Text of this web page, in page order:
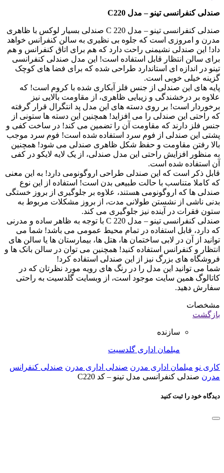
صندلی کنفرانسی تینو – مدل C220
صندلی کنفرانسی تینو – مدل C 220 صندلی بسیار لوکس با ظاهری
مدرن و امروزی است که جلوه بی نظیری به سالن کنفرانس خواهد
داد! این صندلی نشیمنی راحت دارد که هم برای اتاق کنفرانس و هم
برای سالن انتظار قابل استفاده است! این مدل صندلی کنفرانسی
تینو در اندازه ای استاندارد طراحی شده که برای فضا های کوچک
گزینه خیلی خوبی است.
پایه های این صندلی از جنس فلز آبکاری شده با کروم است! که
علاوه بر درخشندگی و زیبایی ظاهری، از مقاومت بالایی نیز
برخوردار است! بر روی دسته های این مدل پد انتگرال قرار گرفته
که راحتی این صندلی را می افزاید! همچنین این دسته ها ستونی از
جنس فلز دارند که مقاومت آن را تضمین می کند! در ساخت کفی و
پشتی این صندلی از فوم سرد استفاده شده است! فوم سرد موجب
بالا رفتن مقاومت و حفظ شکل ظاهری صندلی می شود! همچنین
به منظور افزایش راحتی این مدل صندلی، از یک لایه لایکو در کفی
آن استفاده شده است.
قابل ذکر است که این صندلی طراحی اروگونومی دارد! به این معنی
که کاملا متناسب با حالت طبیعی بدن است! استفاده از این نوع
صندلی ها که اروگونومی هستند، علاوه بر جلوگیری از بروز خستگی
بدنی ناشی از نشستن طولانی مدت، از بروز مشکلات مربوط به
ستون فقرات در آینده نیز جلوگیری می کند.
صندلی کنفرانسی تینو – مدل C 220 با توجه به ظاهر ساده و مدرنی
که دارد، قابل استفاده در تمام محیط عمومی می باشد! شما می
توانید از آن در لابی ساختمان ها، هتل ها، بیمارستان ها یا سالن های
انتظار و کنفرانس استفاده کنید! همچنین می توان در سالن بانک ها و
فروشگاه های بزرگ نیز از این صندلی استفاده کرد!
شما می توانید این مدل را در رنگ های رویه مورد نظرتان که در
کاتالوگ همین سایت موجود است، از وبسایت گلدسیت به راحتی
سفارش دهید.
مشخصات
بازگشت
سازنده
مبلمان اداری گلدسیت
کاری نو مبلمان اداری مدرن صندلی اداری مدرن صندلی کنفرانس
مدرن صندلی کنفرانسی مدل تینو – کد C220
دیدگاه خود را ثبت کنید